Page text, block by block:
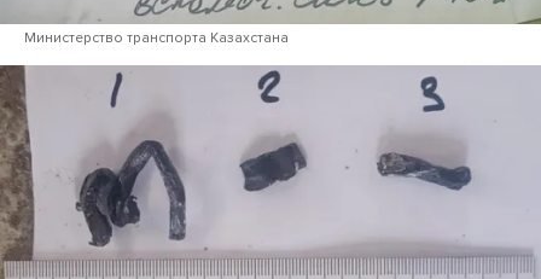
Министерство транспорта Казахстана